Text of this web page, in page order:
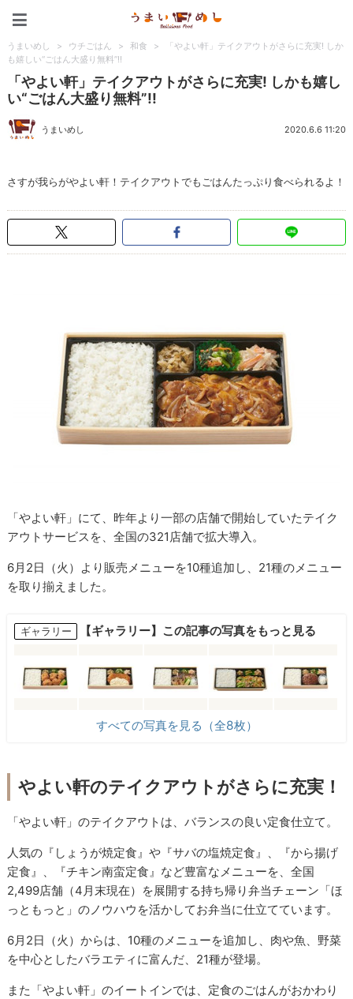
うまいめし > ウチごはん > 和食 >
「やよい軒」テイクアウトがさらに充実! しか
も嬉しい“ごはん大盛り無料”!!
「やよい軒」テイクアウトがさらに充実! しかも嬉し
い“ごはん大盛り無料”!!
うまいめし 2020.6.6 11:20
さすが我らがやよい軒！テイクアウトでもごはんたっぷり食べられるよ！
「やよい軒」にて、昨年より一部の店舗で開始していたテイク
アウトサービスを、全国の321店舗で拡大導入。
6月2日（火）より販売メニューを10種追加し、21種のメニュー
を取り揃えました。
ギャラリー 【ギャラリー】この記事の写真をもっと見る
すべての写真を見る（全8枚）
やよい軒のテイクアウトがさらに充実！
「やよい軒」のテイクアウトは、バランスの良い定食仕立て。
人気の『しょうが焼定食』や『サバの塩焼定食』、『から揚げ
定食』、『チキン南蛮定食』など豊富なメニューを、全国
2,499店舗（4月末現在）を展開する持ち帰り弁当チェーン「ほ
っともっと」のノウハウを活かしてお弁当に仕立てています。
6月2日（火）からは、10種のメニューを追加し、肉や魚、野菜
を中心としたバラエティに富んだ、21種が登場。
また「やよい軒」のイートインでは、定食のごはんがおかわり